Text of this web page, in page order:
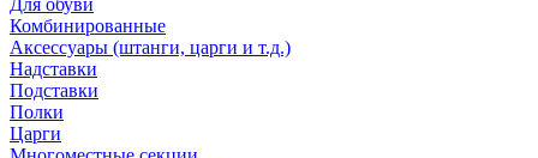
Для обуви
Комбинированные
Аксессуары (штанги, царги и т.д.)
Надставки
Подставки
Полки
Царги